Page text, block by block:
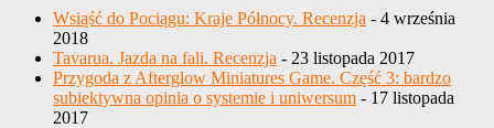
Wsiąść do Pociągu: Kraje Północy. Recenzja - 4 września
2018
Tavarua. Jazda na fali. Recenzja - 23 listopada 2017
Przygoda z Afterglow Miniatures Game. Część 3: bardzo
subiektywna opinia o systemie i uniwersum - 17 listopada
2017